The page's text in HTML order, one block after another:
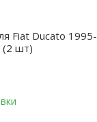
Fiat Ducato 1995-
(2 шт)